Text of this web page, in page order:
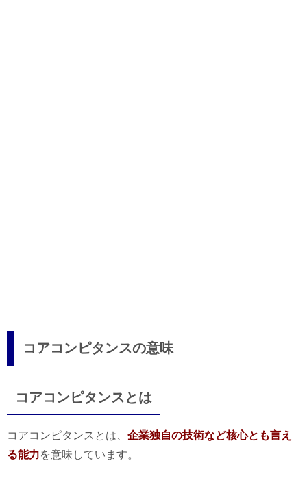
コアコンピタンスの意味
コアコンピタンスとは
コアコンピタンスとは、 企業独自の技術など核心とも言え
る能力を意味しています。